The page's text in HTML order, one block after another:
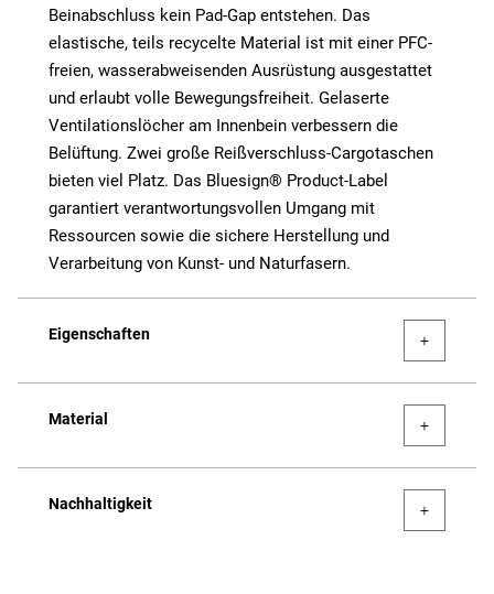
Beinabschluss kein Pad-Gap entstehen. Das
elastische, teils recycelte Material ist mit einer PFC-
freien, wasserabweisenden Ausrüstung ausgestattet
und erlaubt volle Bewegungsfreiheit. Gelaserte
Ventilationslöcher am Innenbein verbessern die
Belüftung. Zwei große Reißverschluss-Cargotaschen
bieten viel Platz. Das Bluesign® Product-Label
garantiert verantwortungsvollen Umgang mit
Ressourcen sowie die sichere Herstellung und
Verarbeitung von Kunst- und Naturfasern.
Eigenschaften
Material
Nachhaltigkeit